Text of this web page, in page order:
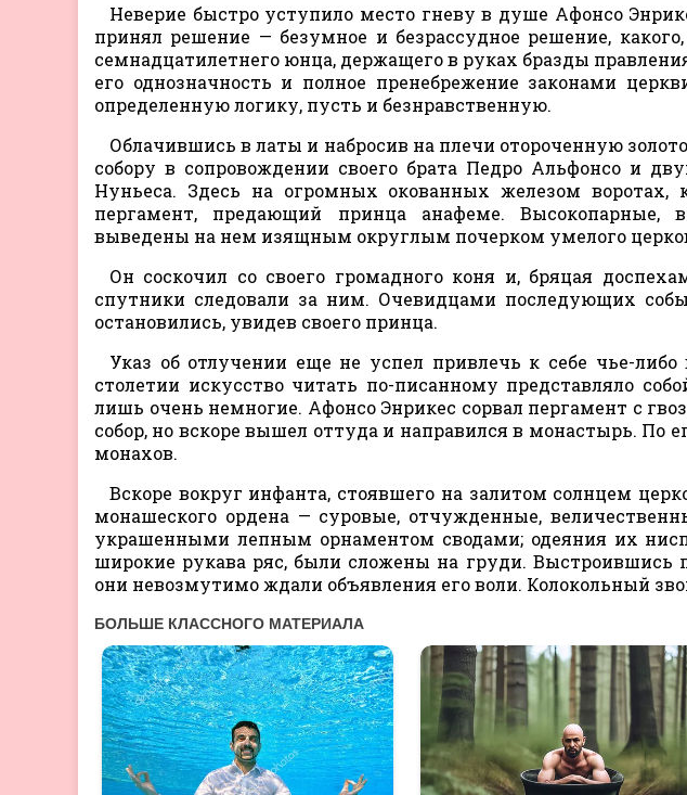
Неверие быстро уступило место гневу в душе Афонсо
принял решение — безумное и безрассудное решение,
семнадцатилетнего юнца, держащего в руках бразды
его однозначность и полное пренебрежение законами
определенную логику, пусть и безнравственную.
Облачившись в латы и набросив на плечи отороченную
собору в сопровождении своего брата Педро Альфонсо и
Нуньеса. Здесь на огромных окованных железом
пергамент, предающий принца анафеме. Высокопарные,
выведены на нем изящным округлым почерком умелого
Он соскочил со своего громадного коня и, бряцая
спутники следовали за ним. Очевидцами последующих
остановились, увидев своего принца.
Указ об отлучении еще не успел привлечь к себе чье-
столетии искусство читать по-писанному представляло
лишь очень немногие. Афонсо Энрикес сорвал пергамент с
собор, но вскоре вышел оттуда и направился в монастырь. По
монахов.
Вскоре вокруг инфанта, стоявшего на залитом солнцем
монашеского ордена — суровые, отчужденные,
украшенными лепным орнаментом сводами; одеяния их
широкие рукава ряс, были сложены на груди. Выстроившись
они невозмутимо ждали объявления его воли. Колокольный